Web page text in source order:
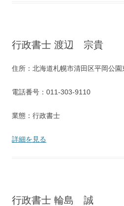
行政書士 渡辺 宗貴
住所：北海道札幌市清田区平岡公
電話番号：011-303-9110
業態：行政書士
詳細を見る
行政書士 輪島 誠